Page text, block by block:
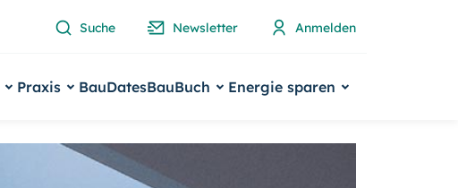
Suche Newsletter Anmelden
Praxis BauDatesBauBuch Energie sparen